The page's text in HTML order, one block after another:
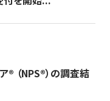
（NPS®︎）の調査結